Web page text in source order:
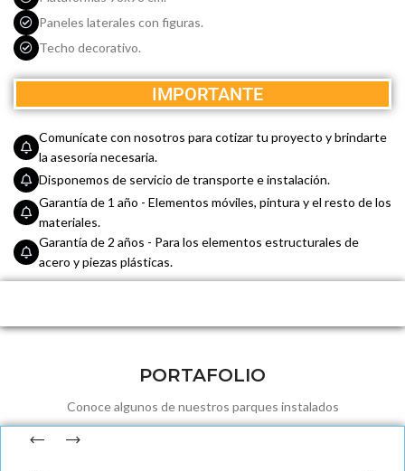
Paneles laterales con figuras.
Techo decorativo.
IMPORTANTE
Comunícate con nosotros para cotizar tu proyecto y brindarte
la asesoría necesaria.
Disponemos de servicio de transporte e instalación.
Garantía de 1 año - Elementos móviles, pintura y el resto de los
materiales.
Garantía de 2 años - Para los elementos estructurales de
acero y piezas plásticas.
PORTAFOLIO
Conoce algunos de nuestros parques instalados